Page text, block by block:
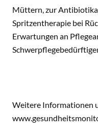
Müttern, zur
Spritzentherapie bei
Erwartungen an
Weitere Informationen